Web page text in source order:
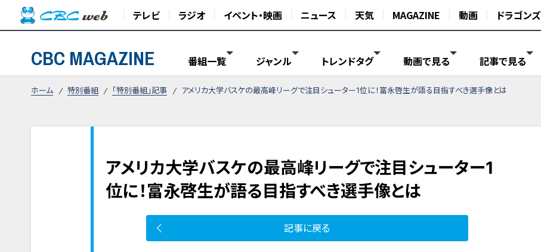
テレビ ラジオ イベント・映画 ニュース 天気 MAGAZINE 動画 ドラゴンズ
CBC MAGAZINE 番組一覧 ジャンル トレンドタグ 動画で見る 記事で見る
ホーム 特別番組 「特別番組」記事 アメリカ大学バスケの最高峰リーグで注目シューター1位に！富永啓生が語る目指すべき選手像とは
アメリカ大学バスケの最高峰リーグで注目シューター1
位に！富永啓生が語る目指すべき選手像とは
記事に戻る